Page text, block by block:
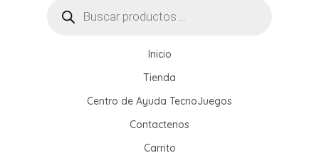
productos
Inicio
Tienda
Centro de Ayuda TecnoJuegos
Contactenos
Carrito